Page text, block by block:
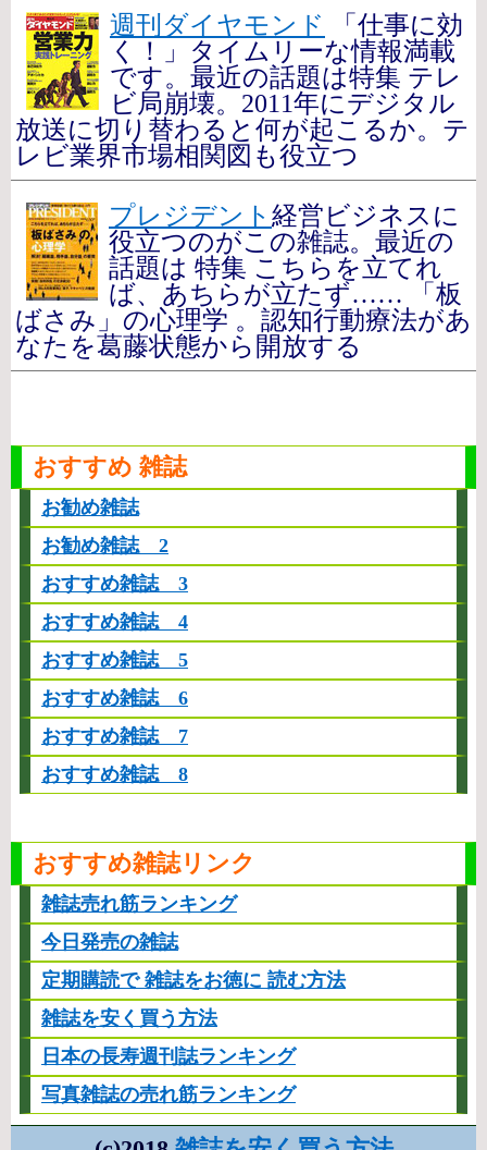
週刊ダイヤモンド
「仕事に効
く！」タイムリーな情報満載
です。最近の話題は特集 テレ
ビ局崩壊。2011年にデジタル
放送に切り替わると何が起こるか。テ
レビ業界市場相関図も役立つ
プレジデント 経営ビジネスに
役立つのがこの雑誌。最近の
話題は 特集 こちらを立てれ
ば、あちらが立たず…… 「板
ばさみ」の心理学 。認知行動療法があ
なたを葛藤状態から開放する
おすすめ 雑誌
お勧め雑誌
お勧め雑誌 2
おすすめ雑誌 3
おすすめ雑誌 4
おすすめ雑誌 5
おすすめ雑誌 6
おすすめ雑誌 7
おすすめ雑誌 8
おすすめ雑誌リンク
雑誌売れ筋ランキング
今日発売の雑誌
定期購読で 雑誌をお徳に 読む方法
雑誌を安く買う方法
日本の長寿週刊誌ランキング
写真雑誌の売れ筋ランキング